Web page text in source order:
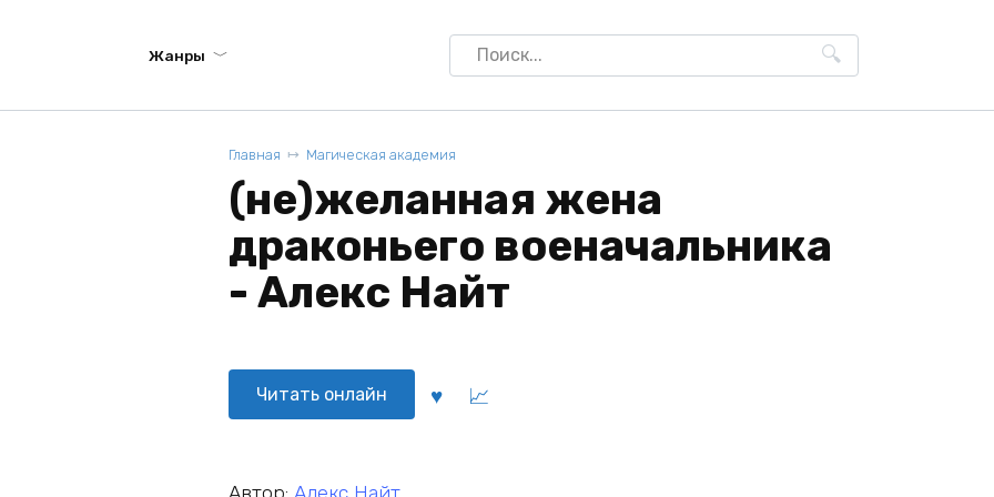
Жанры
Search
for:
Главная Магическая академия
(не)желанная жена
драконьего военачальника
- Алекс Найт
Читать онлайн
Автор: Алекс Найт